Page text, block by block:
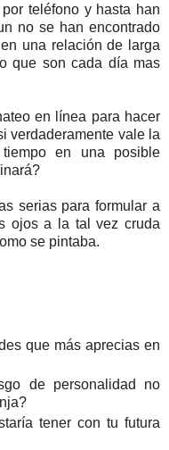
teléfono y hasta han
no se han encontrado
una relación de larga
que son cada día mas
en línea para hacer
verdaderamente vale la
en una posible
serias para formular a
ojos a la tal vez cruda
se pintaba.
que más aprecias en
de personalidad no
tener con tu futura